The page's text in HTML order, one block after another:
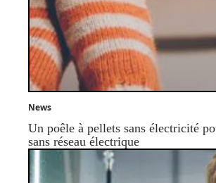
News
Un poêle à pellets sans électricité
sans réseau électrique